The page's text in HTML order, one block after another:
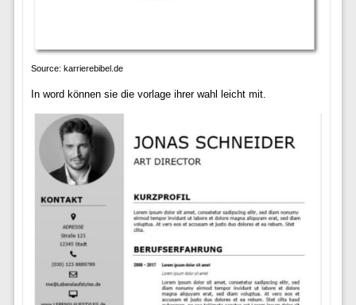
Source: karrierebibel.de
In word können sie die vorlage ihrer wahl leicht mit.